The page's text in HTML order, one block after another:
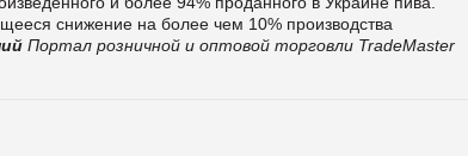
снижение на более чем 10% производства
Портал розничной и оптовой торговли TradeMaster